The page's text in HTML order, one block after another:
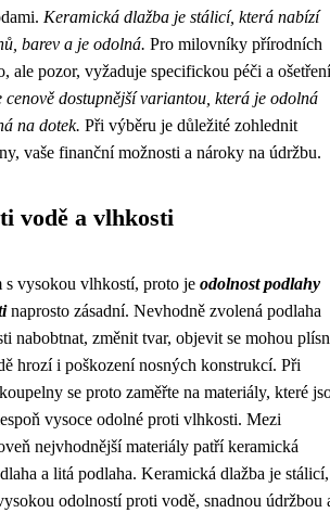
Keramická dlažba je stálicí, která nabízí
barev a je odolná. Pro milovníky přírodních
ale pozor, vyžaduje specifickou péči a
dostupnější variantou, která je odolná
na dotek. Při výběru je důležité zohlednit
vaše finanční možnosti a nároky na údržbu.
vodě a vlhkosti
s vysokou vlhkostí, proto je odolnost podlahy
naprosto zásadní. Nevhodně zvolená podlaha
nabobtnat, změnit tvar, objevit se mohou
hrozí i poškození nosných konstrukcí. Při
se proto zaměřte na materiály, které
vysoce odolné proti vlhkosti. Mezi
nejvhodnější materiály patří keramická
a litá podlaha. Keramická dlažba je stálicí,
odolností proti vodě, snadnou údržbou